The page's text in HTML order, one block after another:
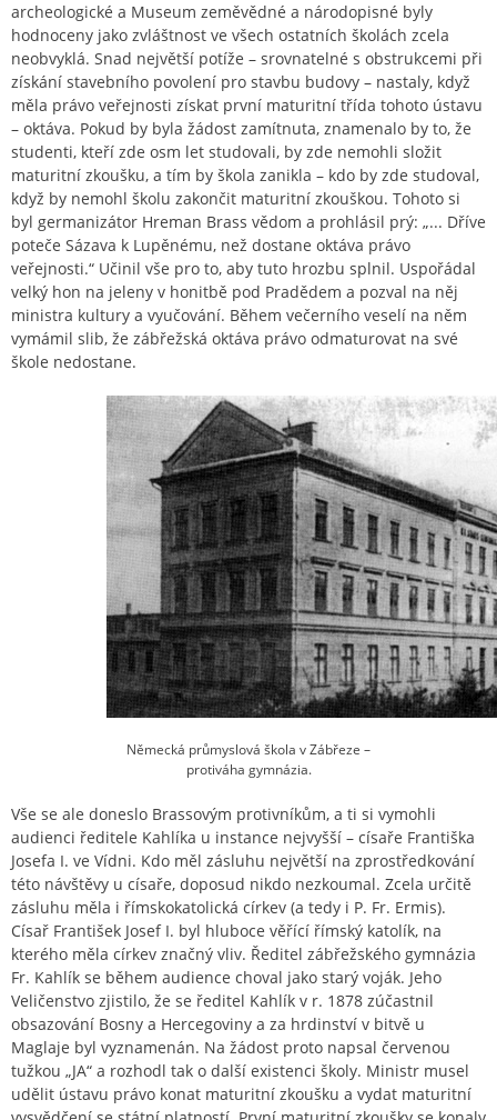
archeologické a Museum zeměvědné a národopisné byly
hodnoceny jako zvláštnost ve všech ostatních školách zcela
neobvyklá. Snad největší potíže – srovnatelné s obstrukcemi při
získání stavebního povolení pro stavbu budovy – nastaly, když
měla právo veřejnosti získat první maturitní třída tohoto ústavu
– oktáva. Pokud by byla žádost zamítnuta, znamenalo by to, že
studenti, kteří zde osm let studovali, by zde nemohli složit
maturitní zkoušku, a tím by škola zanikla – kdo by zde studoval,
když by nemohl školu zakončit maturitní zkouškou. Tohoto si
byl germanizátor Hreman Brass vědom a prohlásil prý: „... Dříve
poteče Sázava k Lupěnému, než dostane oktáva právo
veřejnosti.“ Učinil vše pro to, aby tuto hrozbu splnil. Uspořádal
velký hon na jeleny v honitbě pod Pradědem a pozval na něj
ministra kultury a vyučování. Během večerního veselí na něm
vymámil slib, že zábřežská oktáva právo odmaturovat na své
škole nedostane.
Německá průmyslová škola v Zábřeze –
protiváha gymnázia.
Vše se ale doneslo Brassovým protivníkům, a ti si vymohli
audienci ředitele Kahlíka u instance nejvyšší – císaře Františka
Josefa I. ve Vídni. Kdo měl zásluhu největší na zprostředkování
této návštěvy u císaře, doposud nikdo nezkoumal. Zcela určitě
zásluhu měla i římskokatolická církev (a tedy i P. Fr. Ermis).
Císař František Josef I. byl hluboce věřící římský katolík, na
kterého měla církev značný vliv. Ředitel zábřežského gymnázia
Fr. Kahlík se během audience choval jako starý voják. Jeho
Veličenstvo zjistilo, že se ředitel Kahlík v r. 1878 zúčastnil
obsazování Bosny a Hercegoviny a za hrdinství v bitvě u
Maglaje byl vyznamenán. Na žádost proto napsal červenou
tužkou „JA“ a rozhodl tak o další existenci školy. Ministr musel
udělit ústavu právo konat maturitní zkoušku a vydat maturitní